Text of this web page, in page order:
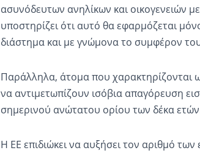
ασυνόδευτων ανηλίκων και οικογενειών
υποστηρίζει ότι αυτό θα εφαρμόζεται
διάστημα και με γνώμονα το συμφέρον
Παράλληλα, άτομα που χαρακτηρίζονται
να αντιμετωπίζουν ισόβια απαγόρευση
σημερινού ανώτατου ορίου των δέκα
Η ΕΕ επιδιώκει να αυξήσει τον αριθμό